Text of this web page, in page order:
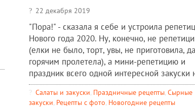
22 декабря 2019
"Пора!" - сказала я себе и устроила
Нового года 2020. Ну, конечно, не
(елки не было, торт, увы, не приготовила,
горячим пролетела), а мини-репетицию и
праздник всего одной интересной закуски
Салаты и закуски, Праздничные рецепты, Сырные
закуски, Рецепты c фото, Новогодние рецепты